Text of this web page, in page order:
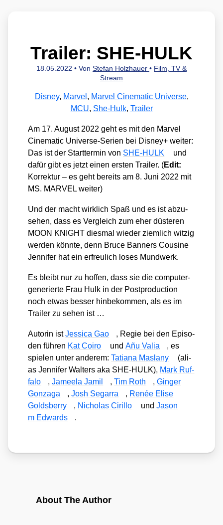
Trailer: SHE-HULK
18.05.2022 • Von Stefan Holzhauer • Film, TV &
Stream
Disney, Marvel , Marvel Cinematic Universe,
MCU, She-Hulk, Trailer
Am 17. August 2022 geht es mit den Mar­vel
Cine­ma­tic Uni­ver­se-Seri­en bei Dis­ney+ wei­ter:
Das ist der Start­ter­min von SHE-HULK
und
dafür gibt es jetzt einen ers­ten Trai­ler. (Edit:
Kor­rek­tur – es geht bereits am 8. Juni 2022 mit
MS. MARVEL wei­ter)
Und der macht wirk­lich Spaß und es ist abzu­
se­hen, dass es Ver­gleich zum eher düs­te­ren
MOON KNIGHT dies­mal wie­der ziem­lich wit­zig
wer­den könn­te, denn Bruce Ban­ners Cou­si­ne
Jen­ni­fer hat ein erfreu­lich loses Mund­werk.
Es bleibt nur zu hof­fen, dass sie die com­pu­ter­
ge­nerier­te Frau Hulk in der Post­pro­duc­tion
noch etwas bes­ser hin­be­kom­men, als es im
Trai­ler zu sehen ist …
Autorin istJes­si­ca Gao
, Regie bei den Epi­so­
den füh­ren Kat Coiro undAñu Valia
, es
spie­len unter ande­rem:Tatia­na Mas­la­ny
(ali­
as Jen­ni­fer Wal­ters aka SHE-HULK), Mark Ruf­
fa­lo
,Jamee­la Jamil ,Tim Roth ,Gin­ger
Gon­z­a­ga
,Josh Segar­ra , Renée Eli­se
Golds­ber­ry
, Nicho­las Ciril­lo undJason
m Edwards
.
About The Author